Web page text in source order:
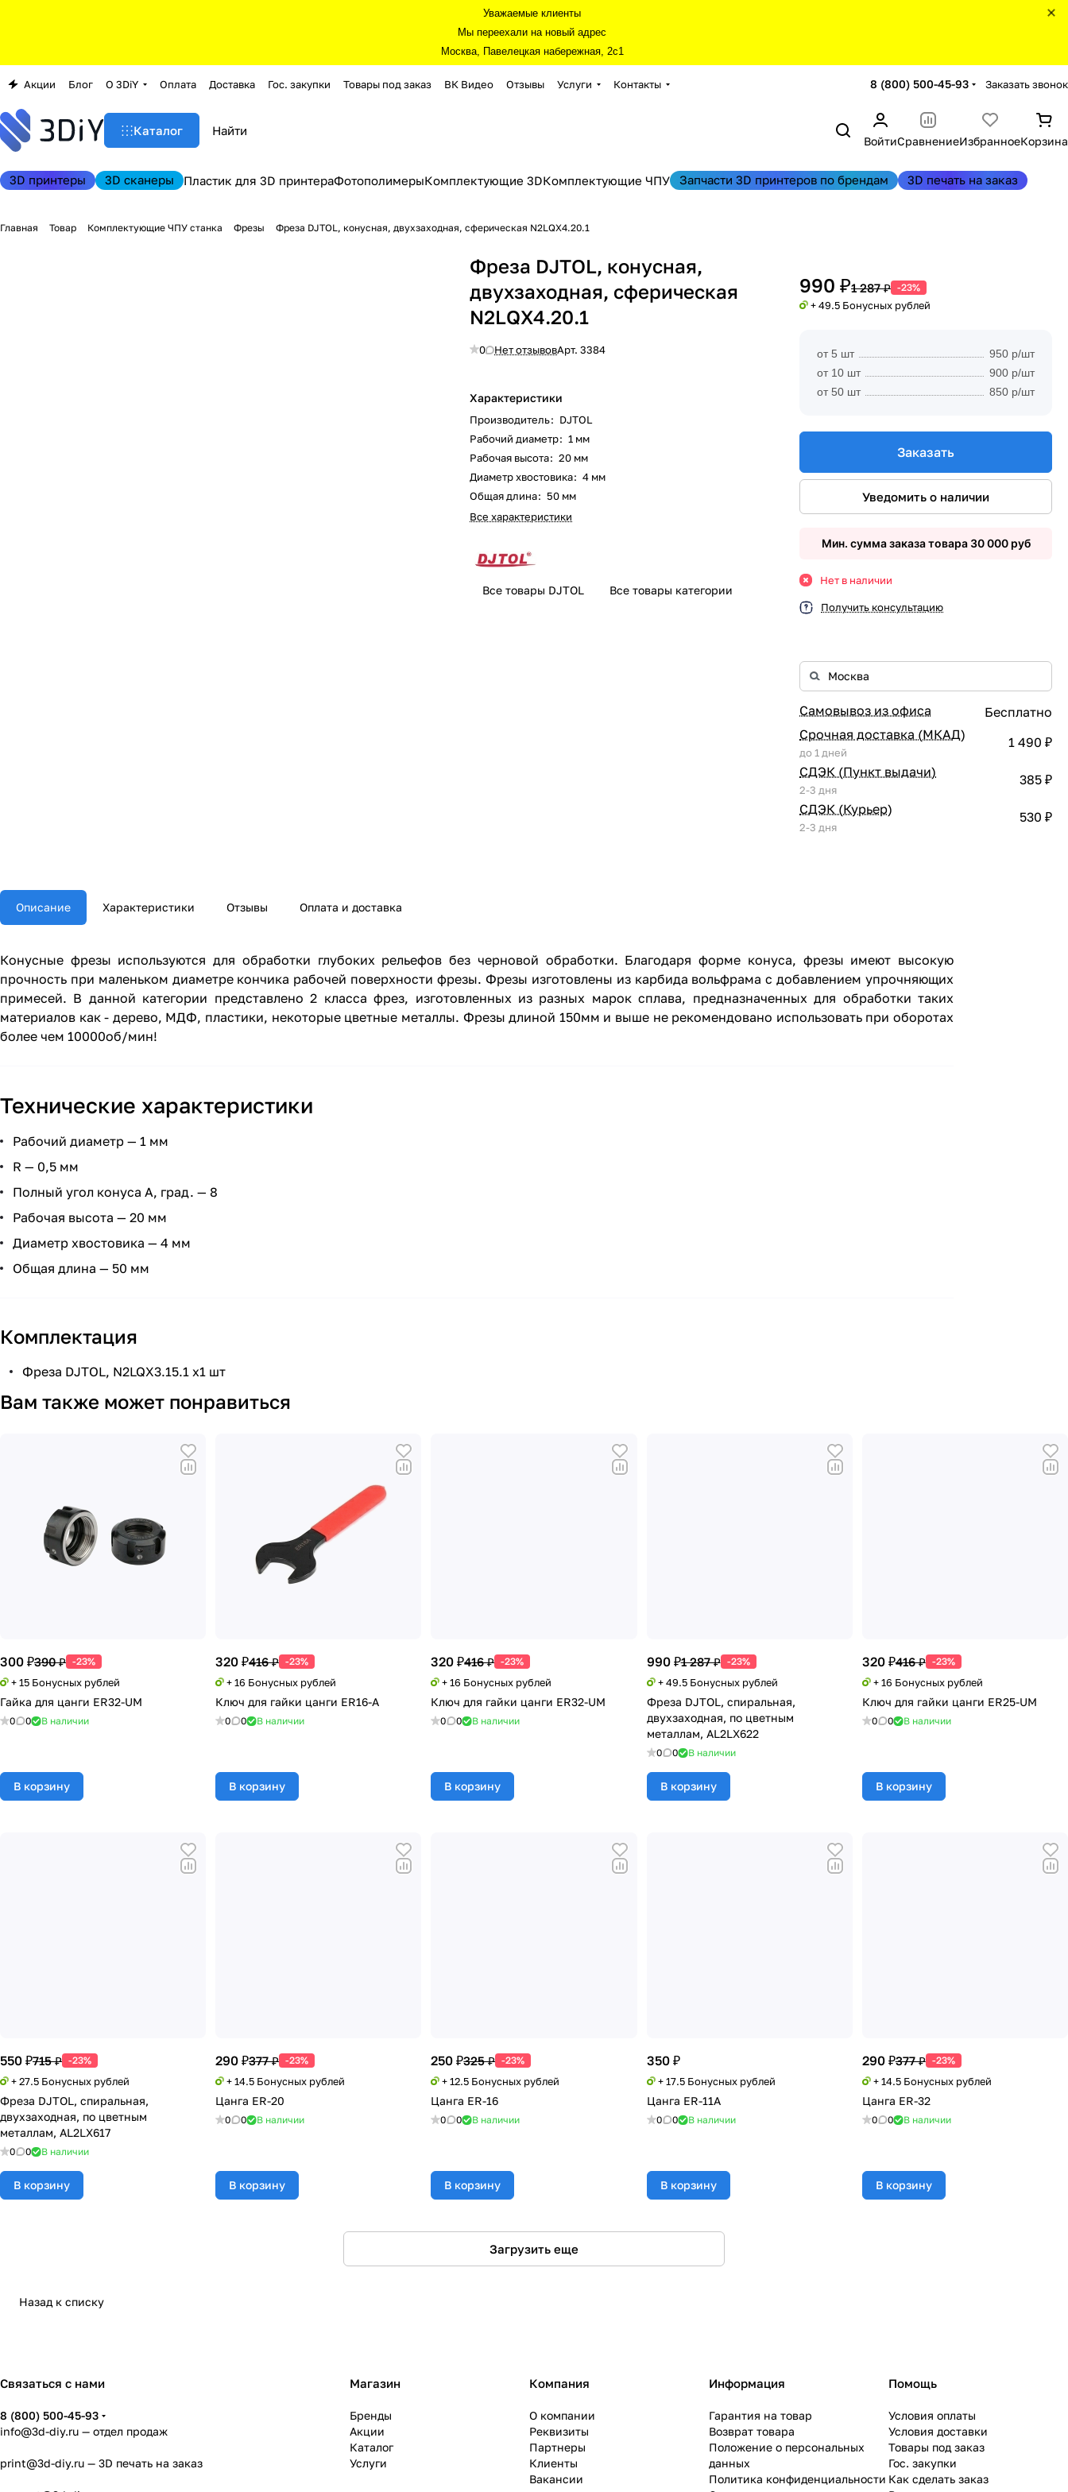
Уважаемые клиенты
Мы переехали на новый адрес
Москва, Павелецкая набережная, 2с1
Акции Блог О 3DiY Оплата Доставка Гос. закупки Товары под заказ ВК Видео Отзывы Услуги Контакты 8 (800) 500-45-93 Заказать звонок
Каталог
ВойтиСравнениеИзбранноеКорзина
3D принтеры 3D сканеры Пластик для 3D принтераФотополимерыКомплектующие 3DКомплектующие ЧПУ Запчасти 3D принтеров по брендам 3D печать на заказ
Главная Товар Комплектующие ЧПУ станка Фрезы Фреза DJTOL, конусная, двухзаходная, сферическая N2LQX4.20.1
Фреза DJTOL, конусная,
двухзаходная, сферическая
N2LQX4.20.1
0 Нет отзывовАрт.3384
Характеристики
Производитель: DJTOL
Рабочий диаметр: 1 мм
Рабочая высота: 20 мм
Диаметр хвостовика: 4 мм
Общая длина: 50 мм
Все характеристики
Все товары DJTOL Все товары категории
990 ₽1 287 ₽ -23%
+ 49.5 Бонусных рублей
от 5 шт
950 р/шт
от 10 шт
900 р/шт
от 50 шт
850 р/шт
Заказать
Уведомить о наличии
Мин. сумма заказа товара 30 000 руб
Нет в наличии
Получить консультацию
Самовывоз из офиса
Бесплатно
Срочная доставка (МКАД)
до 1 дней
1 490 ₽
СДЭК (Пункт выдачи)
2-3 дня
385 ₽
СДЭК (Курьер)
2-3 дня
530 ₽
Описание Характеристики Отзывы Оплата и доставка
Конусные фрезы используются для обработки глубоких рельефов без черновой обработки. Благодаря форме конуса, фрезы имеют высокую
прочность при маленьком диаметре кончика рабочей поверхности фрезы. Фрезы изготовлены из карбида вольфрама с добавлением упрочняющих
примесей. В данной категории представлено 2 класса фрез, изготовленных из разных марок сплава, предназначенных для обработки таких
материалов как - дерево, МДФ, пластики, некоторые цветные металлы. Фрезы длиной 150мм и выше не рекомендовано использовать при оборотах
более чем 10000об/мин!
Технические характеристики
Рабочий диаметр — 1 мм
R — 0,5 мм
Полный угол конуса А, град. — 8
Рабочая высота — 20 мм
Диаметр хвостовика — 4 мм
Общая длина — 50 мм
Комплектация
Фреза DJTOL, N2LQX3.15.1 х1 шт
Вам также может понравиться
300 ₽390 ₽ -23%
+ 15 Бонусных рублей
Гайка для цанги ER32-UM
0 0 В наличии
В корзину
320 ₽416 ₽ -23%
+ 16 Бонусных рублей
Ключ для гайки цанги ER16-A
0 0 В наличии
В корзину
320 ₽416 ₽ -23%
+ 16 Бонусных рублей
Ключ для гайки цанги ER32-UM
0 0 В наличии
В корзину
990 ₽1 287 ₽ -23%
+ 49.5 Бонусных рублей
Фреза DJTOL, спиральная,
двухзаходная, по цветным
металлам, AL2LX622
0 0 В наличии
В корзину
320 ₽416 ₽ -23%
+ 16 Бонусных рублей
Ключ для гайки цанги ER25-UM
0 0 В наличии
В корзину
550 ₽715 ₽ -23%
+ 27.5 Бонусных рублей
Фреза DJTOL, спиральная,
двухзаходная, по цветным
металлам, AL2LX617
0 0 В наличии
В корзину
290 ₽377 ₽ -23%
+ 14.5 Бонусных рублей
Цанга ER-20
0 0 В наличии
В корзину
250 ₽325 ₽ -23%
+ 12.5 Бонусных рублей
Цанга ER-16
0 0 В наличии
В корзину
350 ₽
+ 17.5 Бонусных рублей
Цанга ER-11A
0 0 В наличии
В корзину
290 ₽377 ₽ -23%
+ 14.5 Бонусных рублей
Цанга ER-32
0 0 В наличии
В корзину
Загрузить еще
Назад к списку
Связаться с нами
8 (800) 500-45-93
info@3d-diy.ru — отдел продаж
print@3d-diy.ru — 3D печать на заказ
Магазин
Бренды
Акции
Каталог
Услуги
Компания
О компании
Реквизиты
Партнеры
Клиенты
Вакансии
Информация
Гарантия на товар
Возврат товара
Положение о персональных
данных
Политика конфиденциальности
Помощь
Условия оплаты
Условия доставки
Товары под заказ
Гос. закупки
Как сделать заказ